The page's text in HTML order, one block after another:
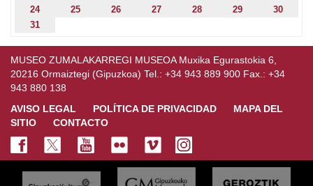
24
25 26 27 28 29
30
31
MUSEO ZUMALAKARREGI MUSEOA Muxika Egurastokia 6,
20216 Ormaiztegi (Gipuzkoa) Tel.: +34 943 889 900 Fax.: +34
943 880 138
AVISO LEGAL
POLÍTICA DE PRIVACIDAD
MAPA DEL
SITIO
CONTACTO